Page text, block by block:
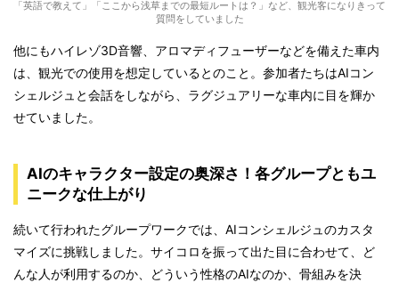
「英語で教えて」「ここから浅草までの最短ルートは？」など、観光客になりきって
質問をしていました
他にもハイレゾ3D音響、アロマディフューザーなどを備えた車内
は、観光での使用を想定しているとのこと。参加者たちはAIコン
シェルジュと会話をしながら、ラグジュアリーな車内に目を輝か
せていました。
AIのキャラクター設定の奥深さ！各グループともユ
ニークな仕上がり
続いて行われたグループワークでは、AIコンシェルジュのカスタ
マイズに挑戦しました。サイコロを振って出た目に合わせて、ど
んな人が利用するのか、どういう性格のAIなのか、骨組みを決